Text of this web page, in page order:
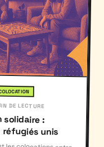
DE LECTURE
solidaire :
unis